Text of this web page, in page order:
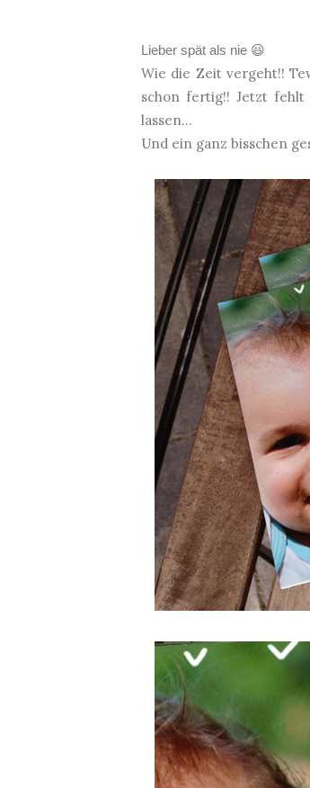
Lieber spät als nie 😃
Wie die Zeit vergeht!!
schon fertig!! Jetzt
lassen...
Und ein ganz bisschen